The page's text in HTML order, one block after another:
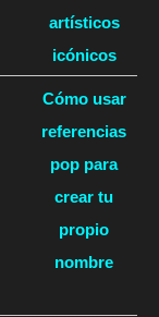
artísticos
icónicos
Cómo usar
referencias
pop para
crear tu
propio
nombre